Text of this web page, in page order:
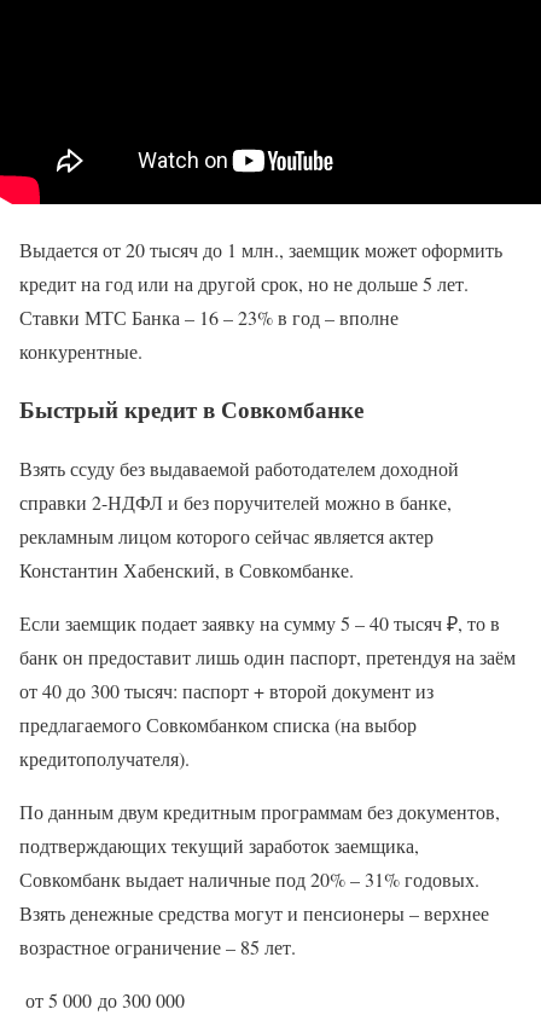
Выдается от 20 тысяч до 1 млн., заемщик может оформить
кредит на год или на другой срок, но не дольше 5 лет.
Ставки МТС Банка – 16 – 23% в год – вполне
конкурентные.
Быстрый кредит в Совкомбанке
Взять ссуду без выдаваемой работодателем доходной
справки 2-НДФЛ и без поручителей можно в банке,
рекламным лицом которого сейчас является актер
Константин Хабенский, в Совкомбанке.
Если заемщик подает заявку на сумму 5 – 40 тысяч ₽, то в
банк он предоставит лишь один паспорт, претендуя на заём
от 40 до 300 тысяч: паспорт + второй документ из
предлагаемого Совкомбанком списка (на выбор
кредитополучателя).
По данным двум кредитным программам без документов,
подтверждающих текущий заработок заемщика,
Совкомбанк выдает наличные под 20% – 31% годовых.
Взять денежные средства могут и пенсионеры – верхнее
возрастное ограничение – 85 лет.
от 5 000 до 300 000